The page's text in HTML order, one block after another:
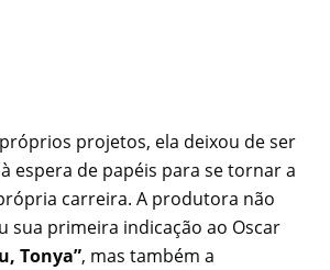
projetos, ela deixou de ser
espera de papéis para se tornar a
carreira. A produtora não
sua primeira indicação ao Oscar
Tonya”, mas também a